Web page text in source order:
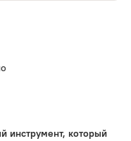
инструмент, который